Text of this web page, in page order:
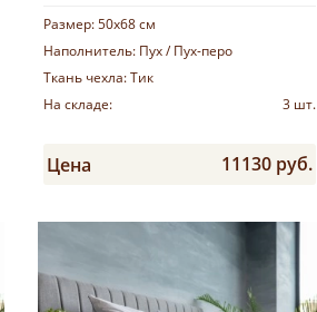
Размер:50х68 см
Наполнитель: Пух / Пух-перо
Ткань чехла:Тик
На складе:
3 шт.
Цена 11130 руб.